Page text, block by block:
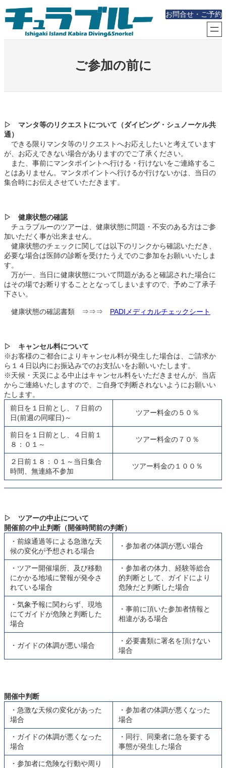
内
容
お問合せ・ご予約
ご参加の前に
▷ マンタ等のリクエストについて（ダイビング・シュノーケル共
通）
できる限りマンタ等のリクエストへお応えしたいと考えています
が、お応えできない場合がありますのでご了承ください。
また、事前にマンタポイントへ行ける・行けないをご連絡するこ
とはありません。マンタポイントへ行けるか行けないかは、当日の
集合時にお伝えさせていただきます。
▷ 健康状態の確認
チュラブルーのツアーは、健康状態に問題・不安のある方はご参
加いただく事が出来ません。
健康状態のチェックに関しては以下のリンクから確認いただき、
必要な場合は医師の診断を受けたうえでのご参加をお願いいたしま
す。
万が一、当日に健康状態について問題があると確認された場合に
はその場でお断りすることとなってしまいますので、予めご了承子
下さい。
健康状態の確認書類 ⇒⇒⇒ PADIメディカルチェックシート
▷ キャンセル料について
※お客様のご都合によりキャンセル料が発生した場合は、ご請求か
ら１４日以内にお振込みでのお支払いをお願いいたします。
※天候・天災による中止はキャンセル料をいただきませんが、当店
からご連絡いたしますので、ご自身で判断されないようにお願いい
たします。
前日を１日前とし、７日前の
日(前週の同曜日)～
ツアー料金の５０％
前日を１日前とし、４日前１
８：０１～
ツアー料金の７０％
２日前１８：０１～当日集合
時間、無連絡不参加
ツアー料金の１００％
▷ ツアーの中止について
開催前の中止判断（開催時間前の判断）
・前線通過等による急激な天
候の変化が予想される場合
・参加者の体調が悪い場合
・ツアー開催場所、及び移動
にかかる地域に警報が発令さ
れている場合
・参加者の体力、経験等総合
的判断として、ガイドにより
危険だと判断した場合
・気象予報に関わらず、現地
にてガイドが危険と判断した
場合
・事前に頂いた参加者情報と
相違がある場合
・ガイドの体調が悪い場合
・必要書類に署名を頂けない
場合
開催中判断
・急激な天候の変化があった
場合
・参加者の体調が悪くなった
場合
・ガイドの体調が悪くなった
場合
・同行、同乗者に急を要する
事態が発生した場合
・参加者に危険な行動や周り